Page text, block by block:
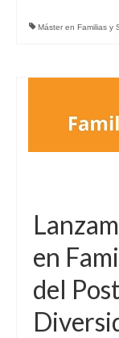
Máster en Familias y
en
del